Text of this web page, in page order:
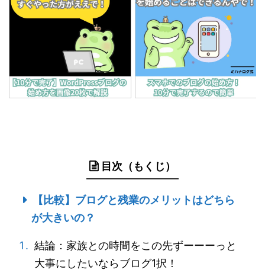
目次（もくじ）
【比較】ブログと残業のメリットはどちら
が大きいの？
結論：家族との時間をこの先ずーーーっと
大事にしたいならブログ1択！